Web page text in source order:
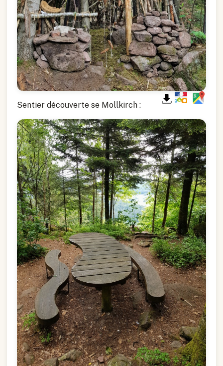
Sentier découverte se Mollkirch :